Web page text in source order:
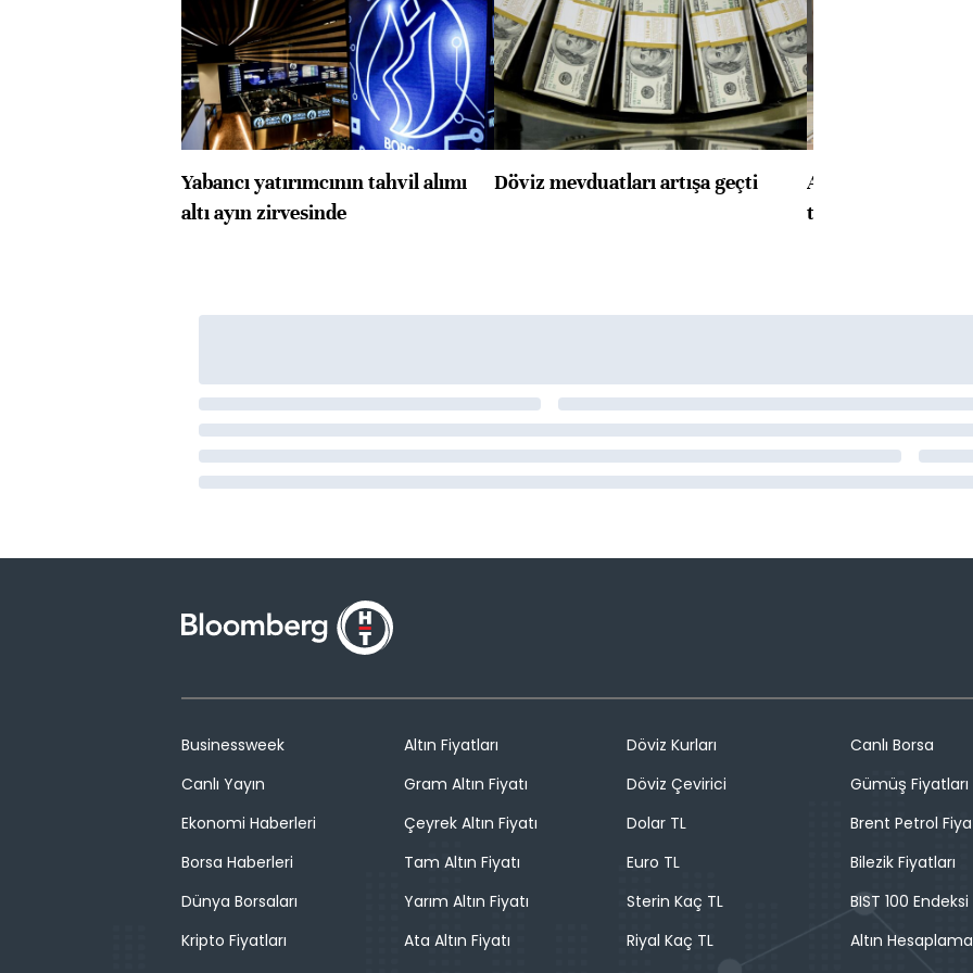
Yabancı yatırımcının tahvil alımı
altı ayın zirvesinde
Döviz mevduatları artışa geçti
ABD'de konut
toparlandı
Businessweek
Canlı Yayın
Ekonomi Haberleri
Borsa Haberleri
Dünya Borsaları
Kripto Fiyatları
Altın Fiyatları
Gram Altın Fiyatı
Çeyrek Altın Fiyatı
Tam Altın Fiyatı
Yarım Altın Fiyatı
Ata Altın Fiyatı
Döviz Kurları
Döviz Çevirici
Dolar TL
Euro TL
Sterin Kaç TL
Riyal Kaç TL
Canlı Borsa
Gümüş Fiyatları
Brent Petrol
Bilezik Fiyatları
BIST 100 Endeksi
Altın Hesaplama